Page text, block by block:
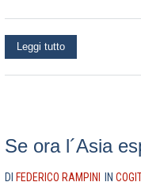
Leggi tutto
Se ora l´Asia
DI FEDERICO RAMPINI IN